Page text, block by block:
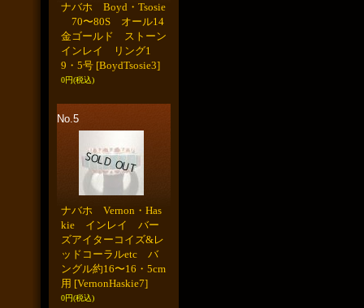
ナバホ Boyd・Tsosie
70〜80S オール14
金ゴールド ストーン
インレイ リング1
9・5号 [BoydTsosie3]
0円(税込)
No.5
ナバホ Vernon・Has
kie インレイ バー
ズアイターコイズ&レ
ッドコーラルetc バ
ングル約16〜16・5cm
用 [VernonHaskie7]
0円(税込)